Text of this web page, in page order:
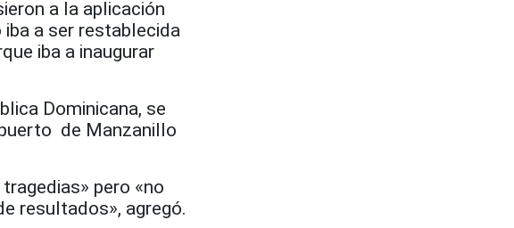
a la aplicación
iba a ser restablecida
iba a inaugurar
Dominicana, se
de Manzanillo
pero «no
resultados», agregó.